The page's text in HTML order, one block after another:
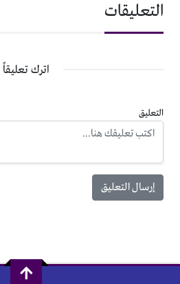
التعليقات
اترك تعليقاً
التعليق